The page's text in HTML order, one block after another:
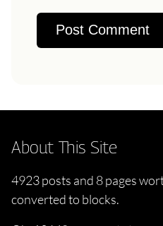
About This Site
4923 posts and 8 pages
converted to blocks.